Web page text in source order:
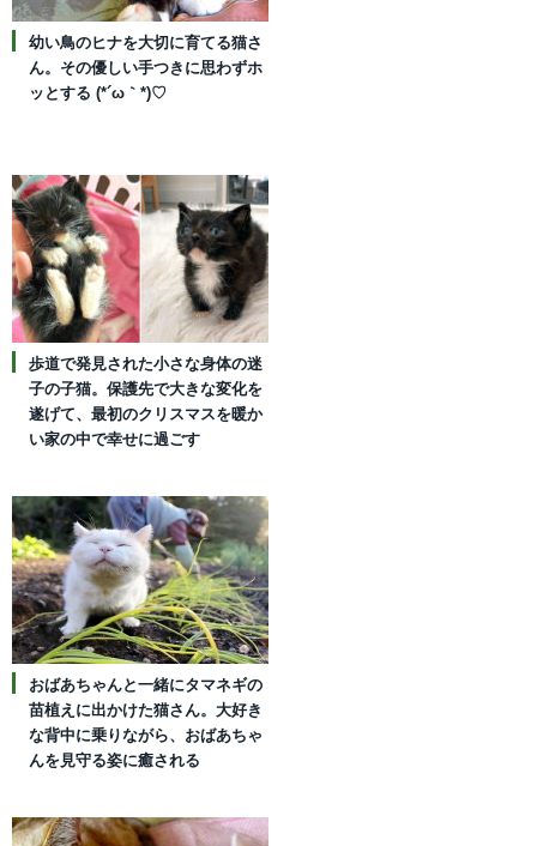
幼い鳥のヒナを大切に育てる猫さ
ん。その優しい手つきに思わずホ
ッとする (*´ω｀*)♡
歩道で発見された小さな身体の迷
子の子猫。保護先で大きな変化を
遂げて、最初のクリスマスを暖か
い家の中で幸せに過ごす
おばあちゃんと一緒にタマネギの
苗植えに出かけた猫さん。大好き
な背中に乗りながら、おばあちゃ
んを見守る姿に癒される